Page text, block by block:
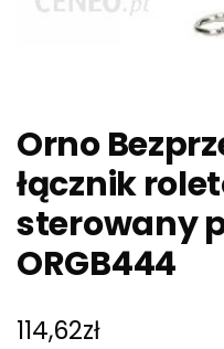
Orno
łącznik
sterowany
ORGB444
114,62zł